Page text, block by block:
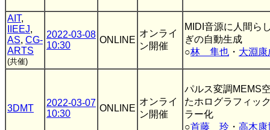
AIT,
IIEEJ,
AS, CG-
ARTS
(共催)
2022-03-08
10:30
ONLINE
オンライ
ン開催
MIDI音源に人間ら
ぎの自動生成
○林 隼也 ・ 大淵康
3DMT
2022-03-07
10:30
ONLINE
オンライ
ン開催
パルス変調MEMS
たホログラフィッ
ラー化
○首藤 玲 ・ 高木康